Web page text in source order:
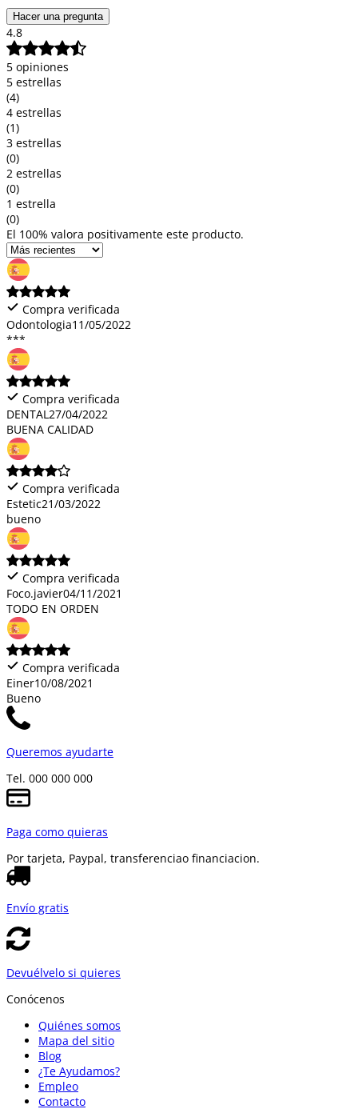
Hacer una pregunta
4.8
5 opiniones
5 estrellas
(4)
4 estrellas
(1)
3 estrellas
(0)
2 estrellas
(0)
1 estrella
(0)
El 100% valora positivamente este producto.
Compra verificada
Odontologia11/05/2022
***
Compra verificada
DENTAL27/04/2022
BUENA CALIDAD
Compra verificada
Estetic21/03/2022
bueno
Compra verificada
Foco.javier04/11/2021
TODO EN ORDEN
Compra verificada
Einer10/08/2021
Bueno
Queremos ayudarte
Tel. 000 000 000
Paga como quieras
Por tarjeta, Paypal, transferenciao financiacion.
Envío gratis
Devuélvelo si quieres
Conócenos
Quiénes somos
Mapa del sitio
Blog
¿Te Ayudamos?
Empleo
Contacto